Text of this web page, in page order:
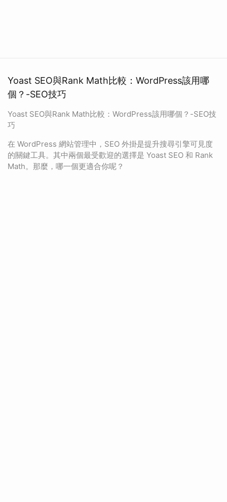
Yoast SEO與Rank Math比較：WordPress該用哪
個？-SEO技巧
Yoast SEO與Rank Math比較：WordPress該用哪個？-SEO技
巧
在 WordPress 網站管理中，SEO 外掛是提升搜尋引擎可見度
的關鍵工具。其中兩個最受歡迎的選擇是 Yoast SEO 和 Rank
Math。那麼，哪一個更適合你呢？